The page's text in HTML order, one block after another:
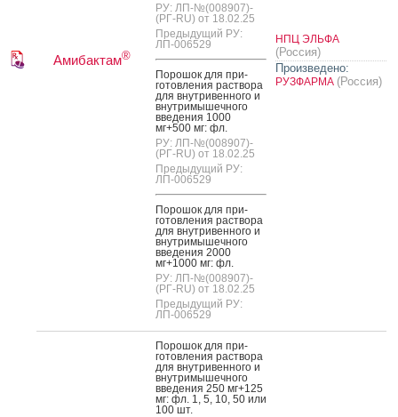
Амибактам®
РУ: ЛП-№(008907)-
(РГ-RU) от 18.02.25
Предыдущий РУ:
ЛП-006529
По­рошок для при­
готов­ле­ния рас­тво­ра
для внут­ри­вен­но­го и
внут­ри­мышеч­но­го
вве­дения 1000
мг+500 мг: фл.
РУ: ЛП-№(008907)-
(РГ-RU) от 18.02.25
Предыдущий РУ:
ЛП-006529
По­рошок для при­
готов­ле­ния рас­тво­ра
для внут­ри­вен­но­го и
внут­ри­мышеч­но­го
вве­дения 2000
мг+1000 мг: фл.
РУ: ЛП-№(008907)-
(РГ-RU) от 18.02.25
Предыдущий РУ:
ЛП-006529
НПЦ ЭЛЬФА
(Россия)
Произведено:
РУЗФАРМА (Россия)
По­рошок для при­
готов­ле­ния рас­тво­ра
для внут­ри­вен­но­го и
внут­ри­мышеч­но­го
вве­дения 250 мг+125
мг: фл. 1, 5, 10, 50 или
100 шт.